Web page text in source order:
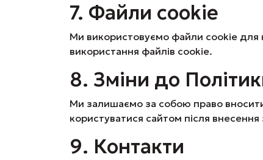
7. Файли cookie
Ми використовуємо файли cookie для
використання файлів cookie.
8. Зміни до
Ми залишаємо за собою право
користуватися сайтом після
9. Контакти